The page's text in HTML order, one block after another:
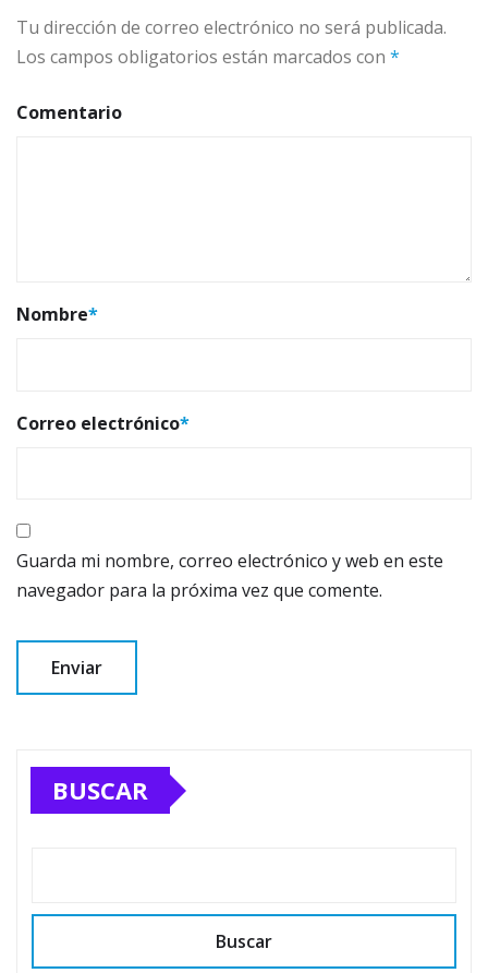
Tu dirección de correo electrónico no será publicada.
Los campos obligatorios están marcados con *
Comentario
Nombre*
Correo electrónico*
Guarda mi nombre, correo electrónico y web en este
navegador para la próxima vez que comente.
BUSCAR
Buscar